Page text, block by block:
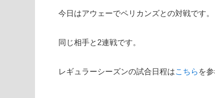
今日はアウェーでペリカンズとの対戦です。
同じ相手と2連戦です。
レギュラーシーズンの試合日程はこちら を